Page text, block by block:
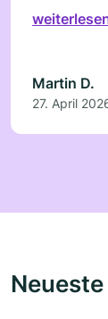
Martin D.
27. April